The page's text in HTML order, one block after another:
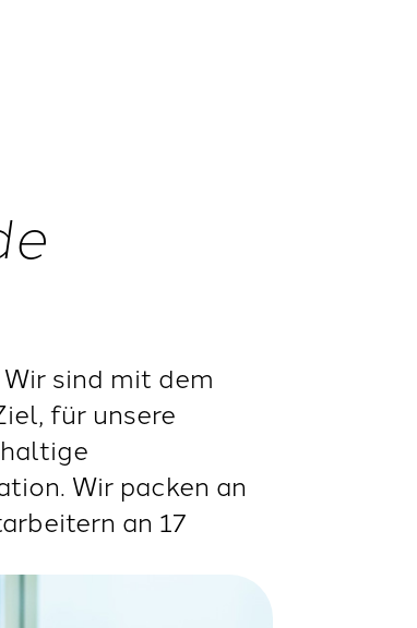
sind mit dem
für unsere
Wir packen an
an 17